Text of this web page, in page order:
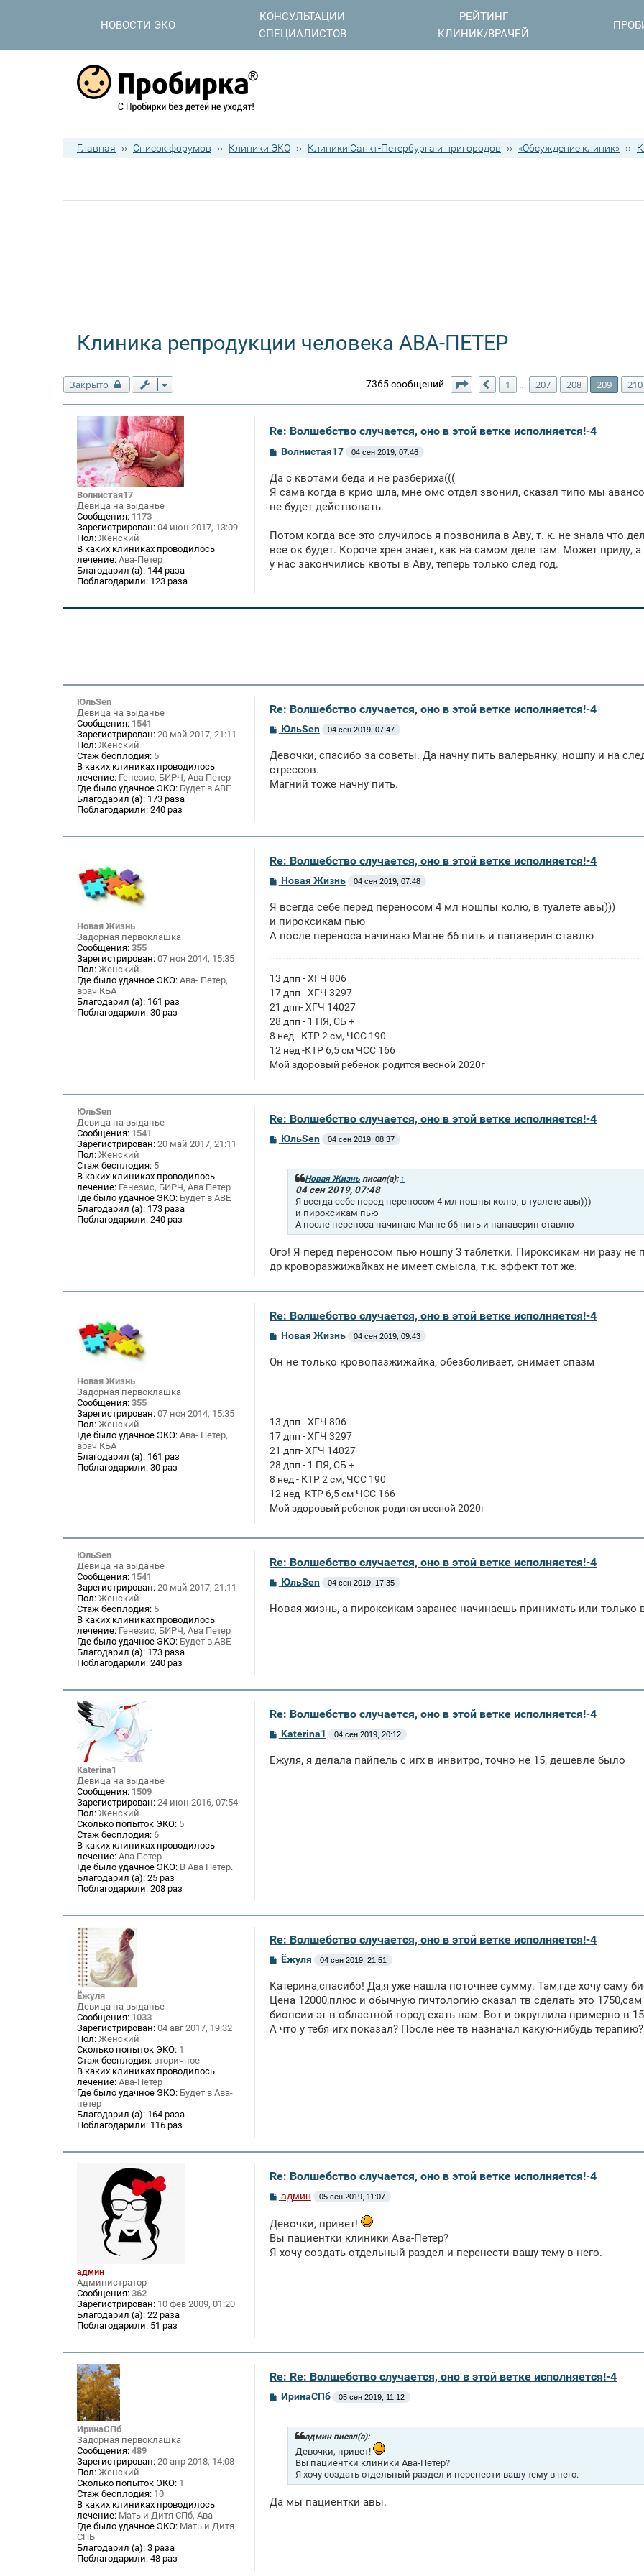
НОВОСТИ ЭКО
КОНСУЛЬТАЦИИ
СПЕЦИАЛИСТОВ
РЕЙТИНГ
КЛИНИК/ВРАЧЕЙ
Главная ›› Список форумов ›› Клиники ЭКО ›› Клиники Санкт-Петербурга и пригородов ›› «Обсуждение клиник» ››
Клиника репродукции человека АВА-ПЕТЕР
Закрыто 7365 сообщений Страница 209 из211
Пред.
1 … 207 208 209 210
Волнистая17
Девица на выданье
Сообщения: 1173
Зарегистрирован: 04 июн 2017, 13:09
Пол: Женский
В каких клиниках проводилось
лечение: Ава-Петер
Благодарил (а): 144 раза
Поблагодарили: 123 раза
Re: Волшебство случается, оно в этой ветке исполняется!-4
С
б
щ
н
Волнистая17 04 сен 2019, 07:46
Да с квотами беда и не разбериха(((
Я сама когда в крио шла, мне омс отдел звонил, сказал типо мы
не будет действовать.
Потом когда все это случилось я позвонила в Аву, т. к. не знала что
все ок будет. Короче хрен знает, как на самом деле там. Может
у нас закончились квоты в Аву, теперь только след год.
ЮльSen
Девица на выданье
Сообщения: 1541
Зарегистрирован: 20 май 2017, 21:11
Пол: Женский
Стаж бесплодия: 5
В каких клиниках проводилось
лечение: Генезис, БИРЧ, Ава Петер
Где было удачное ЭКО: Будет в АВЕ
Благодарил (а): 173 раза
Поблагодарили: 240 раз
Re: Волшебство случается, оно в этой ветке исполняется!-4
С
б
щ
е
н
ЮльSen 04 сен 2019, 07:47
Девочки, спасибо за советы. Да начну пить валерьянку, ношпу и на
стрессов.
Магний тоже начну пить.
Новая Жизнь
Задорная первоклашка
Сообщения: 355
Зарегистрирован: 07 ноя 2014, 15:35
Пол: Женский
Где было удачное ЭКО: Ава- Петер,
врач КБА
Благодарил (а): 161 раз
Поблагодарили: 30 раз
Re: Волшебство случается, оно в этой ветке исполняется!-4
С
б
щ
н
Новая Жизнь 04 сен 2019, 07:48
Я всегда себе перед переносом 4 мл ношпы колю, в туалете авы)))
и пироксикам пью
А после переноса начинаю Магне б6 пить и папаверин ставлю
13 дпп - ХГЧ 806
17 дпп - ХГЧ 3297
21 дпп- ХГЧ 14027
28 дпп - 1 ПЯ, СБ +
8 нед - КТР 2 см, ЧСС 190
12 нед -КТР 6,5 см ЧСС 166
Мой здоровый ребенок родится весной 2020г
ЮльSen
Девица на выданье
Сообщения: 1541
Зарегистрирован: 20 май 2017, 21:11
Пол: Женский
Стаж бесплодия: 5
В каких клиниках проводилось
лечение: Генезис, БИРЧ, Ава Петер
Где было удачное ЭКО: Будет в АВЕ
Благодарил (а): 173 раза
Поблагодарили: 240 раз
Re: Волшебство случается, оно в этой ветке исполняется!-4
СЮльSen 04 сен 2019, 08:37
Новая Жизнь писал(а): ↑
04 сен 2019, 07:48
Я всегда себе перед переносом 4 мл ношпы колю, в туалете авы)))
и пироксикам пью
А после переноса начинаю Магне б6 пить и папаверин ставлю
Ого! Я перед переносом пью ношпу 3 таблетки. Пироксикам ни разу не
др кроворазжижайках не имеет смысла, т.к. эффект тот же.
Новая Жизнь
Задорная первоклашка
Сообщения: 355
Зарегистрирован: 07 ноя 2014, 15:35
Пол: Женский
Где было удачное ЭКО: Ава- Петер,
врач КБА
Благодарил (а): 161 раз
Поблагодарили: 30 раз
Re: Волшебство случается, оно в этой ветке исполняется!-4
С
б
Новая Жизнь 04 сен 2019, 09:43
Он не только кровопазжижайка, обезболивает, снимает спазм
13 дпп - ХГЧ 806
17 дпп - ХГЧ 3297
21 дпп- ХГЧ 14027
28 дпп - 1 ПЯ, СБ +
8 нед - КТР 2 см, ЧСС 190
12 нед -КТР 6,5 см ЧСС 166
Мой здоровый ребенок родится весной 2020г
ЮльSen
Девица на выданье
Сообщения: 1541
Зарегистрирован: 20 май 2017, 21:11
Пол: Женский
Стаж бесплодия: 5
В каких клиниках проводилось
лечение: Генезис, БИРЧ, Ава Петер
Где было удачное ЭКО: Будет в АВЕ
Благодарил (а): 173 раза
Поблагодарили: 240 раз
Re: Волшебство случается, оно в этой ветке исполняется!-4
С
б
ЮльSen 04 сен 2019, 17:35
Новая жизнь, а пироксикам заранее начинаешь принимать или только
Katerina1
Девица на выданье
Сообщения: 1509
Зарегистрирован: 24 июн 2016, 07:54
Пол: Женский
Сколько попыток ЭКО: 5
Стаж бесплодия: 6
В каких клиниках проводилось
лечение: Ава Петер
Где было удачное ЭКО: В Ава Петер.
Благодарил (а): 25 раз
Поблагодарили: 208 раз
Re: Волшебство случается, оно в этой ветке исполняется!-4
С
б
Katerina1 04 сен 2019, 20:12
Ежуля, я делала пайпель с игх в инвитро, точно не 15, дешевле было
Ёжуля
Девица на выданье
Сообщения: 1033
Зарегистрирован: 04 авг 2017, 19:32
Пол: Женский
Сколько попыток ЭКО: 1
Стаж бесплодия: вторичное
В каких клиниках проводилось
лечение: Ава-Петер
Где было удачное ЭКО: Будет в Ава-
петер
Благодарил (а): 164 раза
Поблагодарили: 116 раз
Re: Волшебство случается, оно в этой ветке исполняется!-4
С
б
щ
н
и
Ёжуля 04 сен 2019, 21:51
Катерина,спасибо! Да,я уже нашла поточнее сумму. Там,где хочу саму
Цена 12000,плюс и обычную гичтологию сказал тв сделать это
биопсии-эт в областной город ехать нам. Вот и округлила примерно в
А что у тебя игх показал? После нее тв назначал какую-нибудь терапию?
админ
Администратор
Сообщения: 362
Зарегистрирован: 10 фев 2009, 01:20
Благодарил (а): 22 раза
Поблагодарили: 51 раз
Re: Волшебство случается, оно в этой ветке исполняется!-4
С
б
щ
е
н
админ 05 сен 2019, 11:07
Девочки, привет!
Вы пациентки клиники Ава-Петер?
Я хочу создать отдельный раздел и перенести вашу тему в него.
ИринаСПб
Задорная первоклашка
Сообщения: 489
Зарегистрирован: 20 апр 2018, 14:08
Пол: Женский
Сколько попыток ЭКО: 1
Стаж бесплодия: 10
В каких клиниках проводилось
лечение: Мать и Дитя СПб, Ава
Где было удачное ЭКО: Мать и Дитя
СПБ
Благодарил (а): 3 раза
Поблагодарили: 48 раз
Re: Re: Волшебство случается, оно в этой ветке исполняется!-4
СИринаСПб 05 сен 2019, 11:12
админ писал(а):
Девочки, привет!
Вы пациентки клиники Ава-Петер?
Я хочу создать отдельный раздел и перенести вашу тему в него.
Да мы пациентки авы.